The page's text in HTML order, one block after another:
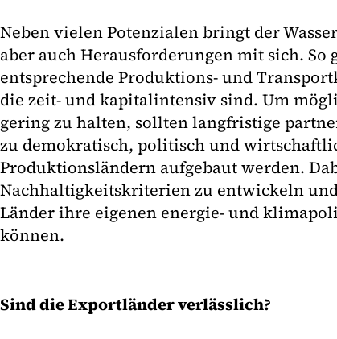
Neben vielen Potenzialen bringt der
aber auch Herausforderungen mit sich. So
entsprechende Produktions- und
die zeit- und kapitalintensiv sind. Um
gering zu halten, sollten langfristige
zu demokratisch, politisch und
Produktionsländern aufgebaut werden.
Nachhaltigkeitskriterien zu entwickeln
Länder ihre eigenen energie- und
können.
Sind die Exportländer verlässlich?